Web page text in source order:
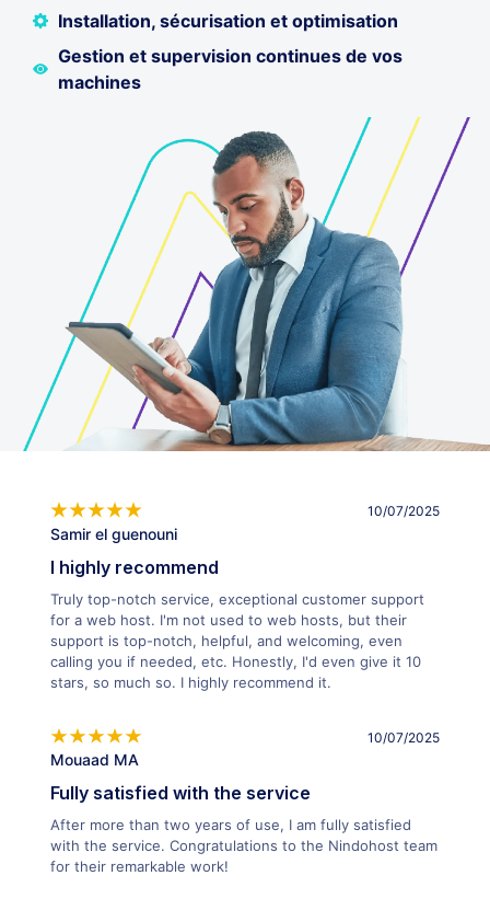
Installation, sécurisation et optimisation
Gestion et supervision continues de vos
machines
Samir el guenouni
10/07/2025
I highly recommend
Truly top-notch service, exceptional customer support
for a web host. I'm not used to web hosts, but their
support is top-notch, helpful, and welcoming, even
calling you if needed, etc. Honestly, I'd even give it 10
stars, so much so. I highly recommend it.
Mouaad MA
10/07/2025
Fully satisfied with the service
After more than two years of use, I am fully satisfied
with the service. Congratulations to the Nindohost team
for their remarkable work!